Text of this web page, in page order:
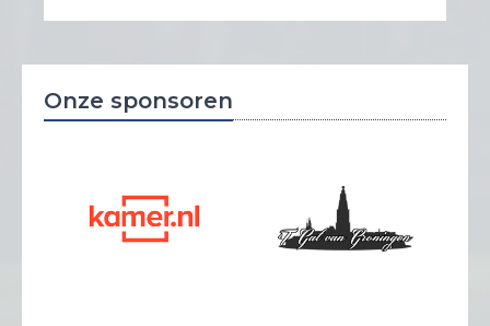
Onze sponsoren